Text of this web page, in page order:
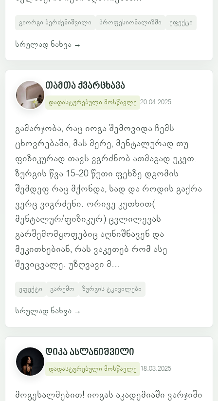
გიორგი ბერძენიშვილი პროფესიონალიზმი ეფექტი
სრულად ნახვა →
თამთა ქვარცხავა
დადასტურებული მოსწავლე 20.04.2025
გამარჯობა, რაც იოგა შემოვიდა ჩემს
ცხოვრებაში, მას მერე, მენტალურად თუ
ფიზიკურად თავს ვგრძნობ ათმაგად უკეთ.
ზურგის წვა 15-20 წუთი ფეხზე დგომის
შემდეფ რაც მქონდა, სად და როდის გაქრა
ვერც ვიგრძენი. ორივე კუთხით(
მენტალურ/ფიზიკურ) ცვლილევას
გარშემომყოფებიც აღნიშნავენ და
მეკითხებიან, რას ვაკეთებ რომ ასე
შევიცვალე. უზღვავი მ...
ეფექტი გარემო ზურგის ტკივილები
სრულად ნახვა →
დიკა ასლანიშვილი
დადასტურებული მოსწავლე 18.03.2025
მოგესალმებით! იოგას აკადემიაში ვარჯიში